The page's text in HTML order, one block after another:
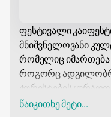
ფესტივალი
მნიშვნელოვანი
რომელიც იმართება
როგორც
ტურისტების
რუსი ხელოვანების
წაიკითხე მეტი...